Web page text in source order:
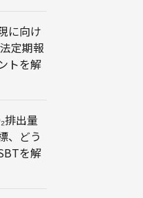
に向け
定期報
トを解
排出量
、どう
を解